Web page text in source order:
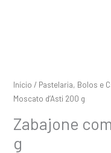
Início / Pastelaria, Bolos e
Moscato d’Asti 200 g
Zabajone
g